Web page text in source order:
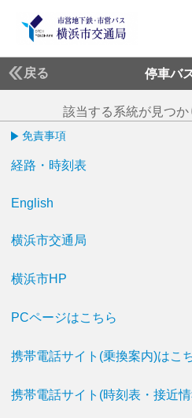
戻る 停車バ
該当する系統が見つか
免責事項
経路・時刻表
English
横浜市交通局
横浜市HP
PCページはこちら
携帯電話サイト(乗換案内)はこ
携帯電話サイト(時刻表・接近